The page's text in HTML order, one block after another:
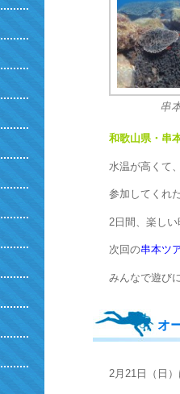
串
和歌山県・串
水温が高くて
参加してくれ
2日間、楽し
次回の串本ツ
みんなで遊び
オ
2月21日（日